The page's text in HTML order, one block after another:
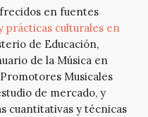
en fuentes
prácticas culturales en
de Educación,
de la Música en
Musicales
de mercado, y
cuantitativas y técnicas